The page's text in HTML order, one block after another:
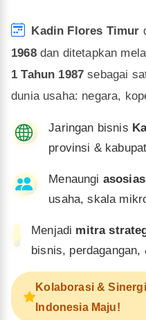
Kadin Flores Timur
1968dan ditetapkan
1 Tahun 1987 sebagai
dunia usaha: negara,
Jaringan bisnis
provinsi &
Menaungi
usaha, skala
Menjadi mitra
bisnis,
Kolaborasi &
Indonesia Maju!